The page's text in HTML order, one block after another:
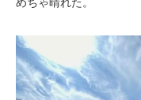
めちゃ晴れた。